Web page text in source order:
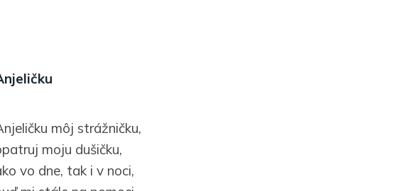
môj strážničku,
moju dušičku,
vo dne, tak i v noci,